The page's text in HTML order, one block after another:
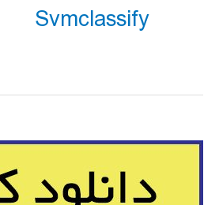
Svmclassify